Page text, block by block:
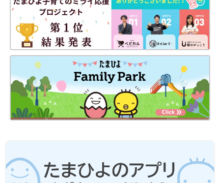
にNHKを退社し、現在はフリーとして活動し、 オフィシャルブロ
グ『白髪のパパ』オフィシャルブログ『白髪のパパ』で子育ての
様子を発信している。
前の話
心身が少しづつ
「静」から「動」へ
と変化する娘の1才の
成長に喜び【フリー
アナ・登坂淳一】
一覧
最初から読む
一子誕生。男性目線か
ら見た不妊治療の大変
さとは…